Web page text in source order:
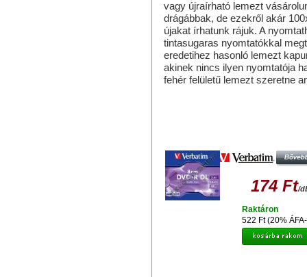
vagy újraírható lemezt
drágábbak, de ezekről akár
újakat írhatunk rájuk. A
tintasugaras nyomtatókkal
eredetihez hasonló lemezt
akinek nincs ilyen nyomtatója
fehér felületű lemezt szeretne
174 Ft/
522 Ft (20%
Raktáron